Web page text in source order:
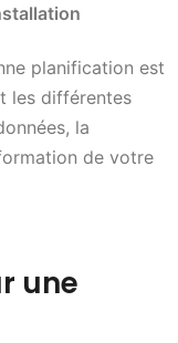
planification est
les différentes
la
de votre
une